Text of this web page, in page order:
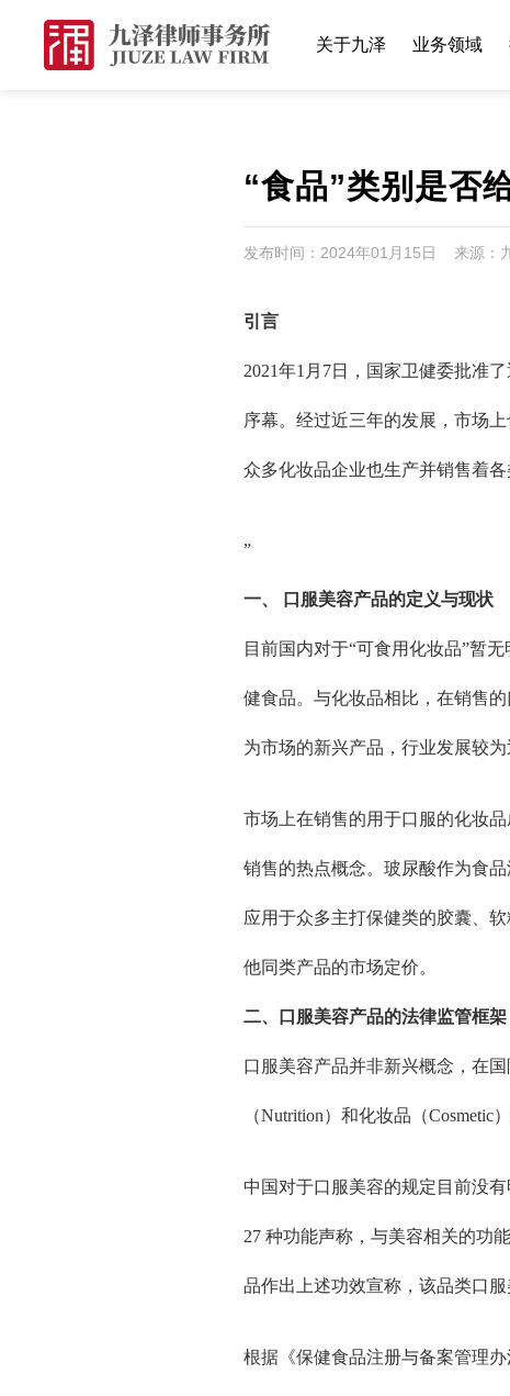
关于九泽 业务领域
“食品”类别是否
发布时间：2024年01月15日 来源：
引言
2021年1月7日，国家卫健委批准
序幕。经过近三年的发展，市场
众多化妆品企业也生产并销售着
”
一、 口服美容产品的定义与现状
目前国内对于“可食用化妆品”暂
健食品。与化妆品相比，在销售
为市场的新兴产品，行业发展较
市场上在销售的用于口服的化妆
销售的热点概念。玻尿酸作为食
应用于众多主打保健类的胶囊、
他同类产品的市场定价。
二、口服美容产品的法律监管框架
口服美容产品并非新兴概念，在
（Nutrition）和化妆品（
中国对于口服美容的规定目前没
27 种功能声称，与美容相关的功
品作出上述功效宣称，该品类口
根据《保健食品注册与备案管理